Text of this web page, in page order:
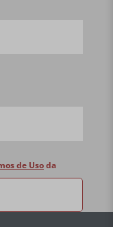
de Usoda